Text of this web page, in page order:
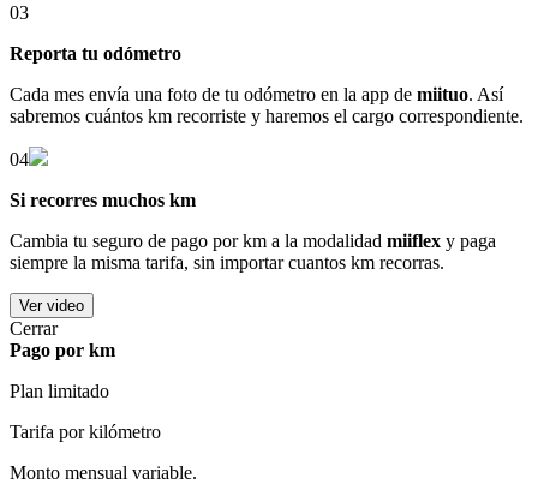
03
Reporta tu odómetro
Cada mes envía una foto de tu odómetro en la app de miituo. Así
sabremos cuántos km recorriste y haremos el cargo correspondiente.
04
Si recorres muchos km
Cambia tu seguro de pago por km a la modalidad miiflex y paga
siempre la misma tarifa, sin importar cuantos km recorras.
Ver video
Cerrar
Pago por km
Plan limitado
Tarifa por kilómetro
Monto mensual variable.